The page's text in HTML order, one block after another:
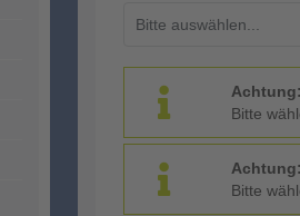
Achtung:
Bitte
Achtung:
Bitte